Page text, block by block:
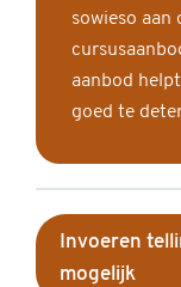
sowieso aan
aanbod
goed te
Invoeren
mogelijk